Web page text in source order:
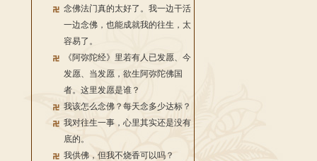
念佛法门真的太好了。我一边干活
一边念佛，也能成就我的往生，太
容易了。
《阿弥陀经》里若有人已发愿、今
发愿、当发愿，欲生阿弥陀佛国
者。这里发愿是谁？
我该怎么念佛？每天念多少达标？
我对往生一事，心里其实还是没有
底的。
我供佛，但我不烧香可以吗？